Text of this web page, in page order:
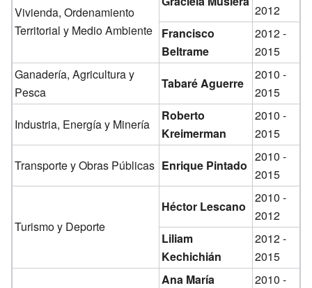
Vivienda, Ordenamiento
Territorial y Medio Ambiente
2012
Francisco
Beltrame
2012 -
2015
Ganadería, Agricultura y
Pesca
Tabaré Aguerre
2010 -
2015
Industria, Energía y Minería
Roberto
Kreimerman
2010 -
2015
Transporte y Obras Públicas Enrique Pintado
2010 -
2015
Turismo y Deporte
Héctor Lescano
2010 -
2012
Liliam
Kechichián
2012 -
2015
Ana María
2010 -